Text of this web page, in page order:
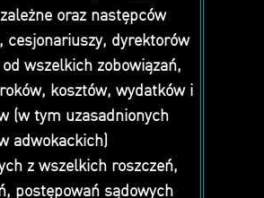
oraz następców
cesjonariuszy, dyrektorów
wszelkich zobowiązań,
kosztów, wydatków i
(w tym uzasadnionych
adwokackich)
z wszelkich roszczeń,
postępowań sądowych